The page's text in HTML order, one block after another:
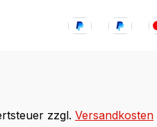
zzgl. Versandkosten